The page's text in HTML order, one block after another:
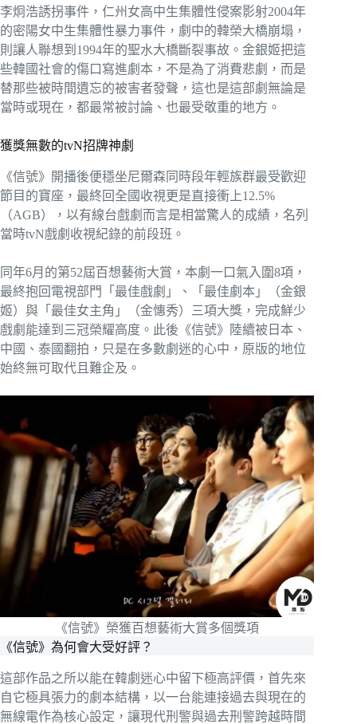
李炯浩誘拐事件，仁州女高中生集體性侵案影射2004年
的密陽女中生集體性暴力事件，劇中的韓榮大橋崩塌，
則讓人聯想到1994年的聖水大橋斷裂事故。金銀姬把這
些韓國社會的傷口寫進劇本，不是為了消費悲劇，而是
替那些被時間遺忘的被害者發聲，這也是這部劇無論是
當時或現在，都最常被討論、也最受敬重的地方。
獲獎無數的tvN招牌神劇
《信號》開播後便穩坐尼爾森同時段年輕族群最受歡迎
節目的寶座，最終回全國收視更是直接衝上12.5%
（AGB），以有線台戲劇而言是相當驚人的成績，名列
當時tvN戲劇收視紀錄的前段班。
同年6月的第52屆百想藝術大賞，本劇一口氣入圍8項，
最終抱回電視部門「最佳戲劇」、「最佳劇本」（金銀
姬）與「最佳女主角」（金憓秀）三項大獎，完成鮮少
戲劇能達到三冠榮耀高度。此後《信號》陸續被日本、
中國、泰國翻拍，只是在多數劇迷的心中，原版的地位
始終無可取代且難企及。
《信號》榮獲百想藝術大賞多個獎項
《信號》為何會大受好評？
這部作品之所以能在韓劇迷心中留下極高評價，首先來
自它極具張力的劇本結構，以一台能連接過去與現在的
無線電作為核心設定，讓現代刑警與過去刑警跨越時間